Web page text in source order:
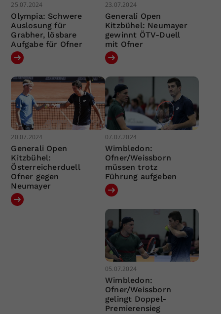
25.07.2024
Olympia: Schwere
Auslosung für
Grabher, lösbare
Aufgabe für Ofner
23.07.2024
Generali Open
Kitzbühel: Neumayer
gewinnt ÖTV-Duell
mit Ofner
20.07.2024
Generali Open
Kitzbühel:
Österreicherduell
Ofner gegen
Neumayer
07.07.2024
Wimbledon:
Ofner/Weissborn
müssen trotz
Führung aufgeben
05.07.2024
Wimbledon:
Ofner/Weissborn
gelingt Doppel-
Premierensieg